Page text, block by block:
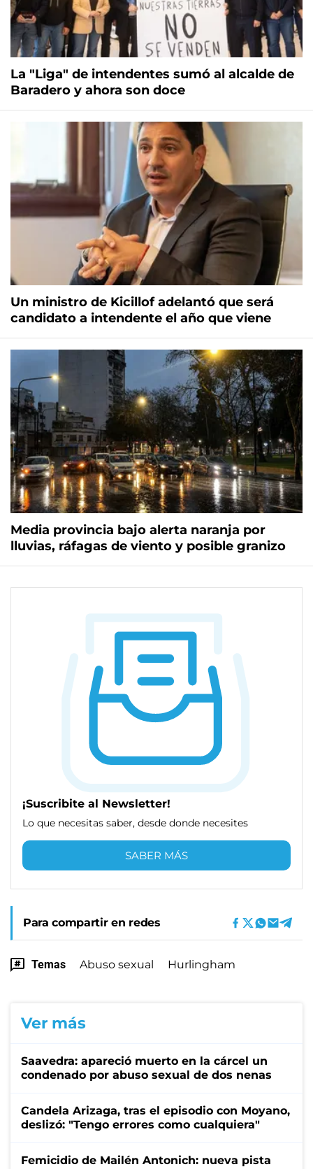
La "Liga" de intendentes sumó al alcalde de
Baradero y ahora son doce
Un ministro de Kicillof adelantó que será
candidato a intendente el año que viene
Media provincia bajo alerta naranja por
lluvias, ráfagas de viento y posible granizo
¡Suscribite al Newsletter!
Lo que necesitas saber, desde donde necesites
SABER MÁS
Para compartir en redes
Temas Abuso sexual Hurlingham
Ver más
Saavedra: apareció muerto en la cárcel un
condenado por abuso sexual de dos nenas
Candela Arizaga, tras el episodio con Moyano,
deslizó: "Tengo errores como cualquiera"
Femicidio de Mailén Antonich: nueva pista